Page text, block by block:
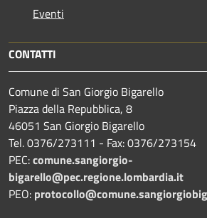
Eventi
CONTATTI
Comune di San Giorgio Bigarello
Piazza della Repubblica, 8
46051 San Giorgio Bigarello
Tel. 0376/273111 - Fax: 0376/273154
PEC:comune.sangiorgio-
bigarello@pec.regione.lombardia.it
PEO: